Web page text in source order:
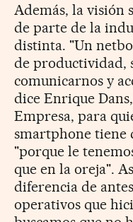
Además, la visión
de parte de la
distinta. "Un
de productividad,
comunicarnos y
dice Enrique
Empresa, para
smartphone tiene
"porque le
que en la oreja".
diferencia de
operativos que